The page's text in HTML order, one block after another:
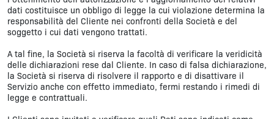
dati costituisce un obbligo di legge la cui violazione determina la
responsabilità del Cliente nei confronti della Società e del
soggetto i cui dati vengono trattati.
A tal fine, la Società si riserva la facoltà di verificare la veridicità
delle dichiarazioni rese dal Cliente. In caso di falsa dichiarazione,
la Società si riserva di risolvere il rapporto e di disattivare il
Servizio anche con effetto immediato, fermi restando i rimedi di
legge e contrattuali.